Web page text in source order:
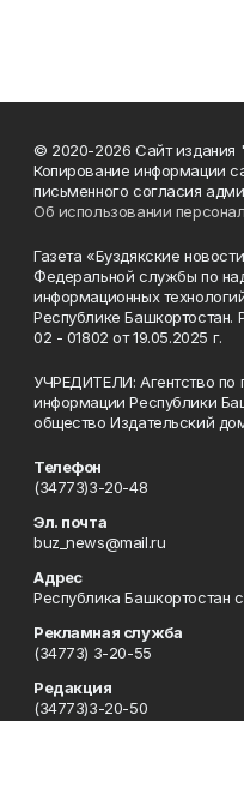
© 2020-2026 Сайт издания
Копирование информации
письменного согласия
Об использовании
Газета «Буздякские
Федеральной службы по
информационных
Республике
02 - 01802 от 19.05.2025 г.
УЧРЕДИТЕЛИ: Агентство по
информации Республики
общество Издательский
Телефон
(34773)3-20-48
Эл. почта
buz_news@mail.ru
Адрес
Республика Башкортостан
Рекламная служба
(34773) 3-20-55
Редакция
(34773)3-20-50